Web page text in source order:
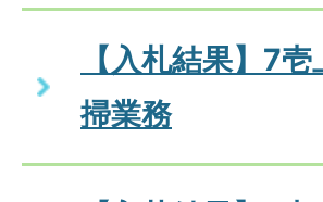
【入札結果】7
掃業務